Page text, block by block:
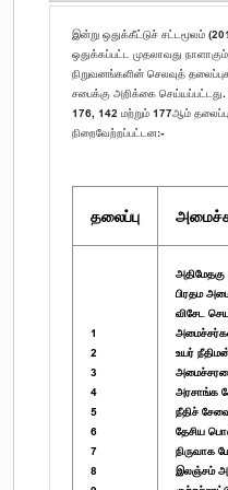
இன்று ஒதுக்கீட்டுச் சட்டமூலம்
ஒதுக்கப்பட்ட முதலாவது
நிறுவனங்களின் செலவுத்
சபைக்கு அறிக்கை
176, 142 மற்றும் 177ஆம்
நிறைவேற்றப்பட்டன:-
தலைப்பு
1
2
3
4
5
6
7
8
பிரதம
விசேட
உயர்
அரசாங்க
நீதிச்
தேசிய
நிருவாக
இலஞ்சம்